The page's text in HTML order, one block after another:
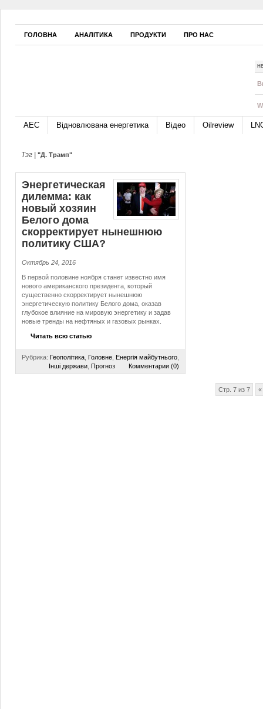
ГОЛОВНА АНАЛІТИКА ПРОДУКТИ ПРО НАС
АЕС Відновлювана енергетика Відео Oilreview
Тэг | "Д. Трамп"
Энер­ге­ти­че­ская
дилемма: как
новый хозяин
Белого дома
скорректирует нынешнюю
политику США?
Октябрь 24, 2016
В первой половине ноября станет известно имя
нового американского президента, который
существенно скорректирует нынешнюю
энергетическую политику Белого дома, оказав
глубокое влияние на мировую энергетику и задав
новые тренды на нефтяных и газовых рынках.
Читать всю статью
Рубрика: Геополітика Головне Енергія майбутнього
Інші держави Прогноз Комментарии (0)
Стр. 7 из 7 «